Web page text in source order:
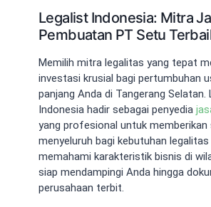
Legalist Indonesia: Mitra
Pembuatan PT Setu
Memilih mitra legalitas yang tepat
investasi krusial bagi pertumbuhan
panjang Anda di Tangerang Selatan.
Indonesia hadir sebagai penyedia
yang profesional untuk memberikan
menyeluruh bagi kebutuhan legalitas
memahami karakteristik bisnis di
siap mendampingi Anda hingga
perusahaan terbit.